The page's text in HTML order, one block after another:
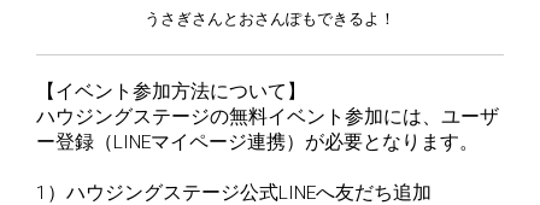
うさぎさんとおさんぽもできるよ！
【イベント参加方法について】
ハウジングステージの無料イベント参加には、ユーザ
ー登録（LINEマイページ連携）が必要となります。
1）ハウジングステージ公式LINEへ友だち追加